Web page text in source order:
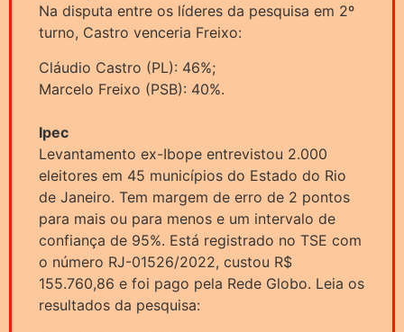
Na disputa entre os líderes da pesquisa em 2º
turno, Castro venceria Freixo:
Cláudio Castro (PL): 46%;
Marcelo Freixo (PSB): 40%.
Ipec
Levantamento ex-Ibope entrevistou 2.000
eleitores em 45 municípios do Estado do Rio
de Janeiro. Tem margem de erro de 2 pontos
para mais ou para menos e um intervalo de
confiança de 95%. Está registrado no TSE com
o número RJ-01526/2022, custou R$
155.760,86 e foi pago pela Rede Globo. Leia os
resultados da pesquisa: